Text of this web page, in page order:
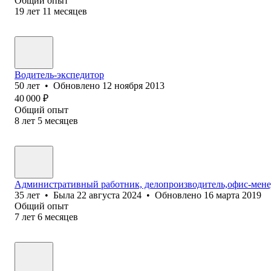
19 лет 11 месяцев
Водитель-экспедитор
50 лет • Обновлено 12 ноября 2013
40 000 ₽
Общий опыт
8 лет 5 месяцев
Административный работник, делопроизводитель,офис-
35 лет • Была 22 августа 2024 • Обновлено 16 марта 2019
Общий опыт
7 лет 6 месяцев